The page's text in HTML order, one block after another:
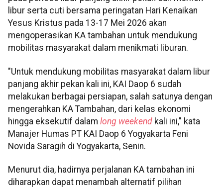
libur serta cuti bersama peringatan Hari Kenaikan
Yesus Kristus pada 13-17 Mei 2026 akan
mengoperasikan KA tambahan untuk mendukung
mobilitas masyarakat dalam menikmati liburan.
"Untuk mendukung mobilitas masyarakat dalam libur
panjang akhir pekan kali ini, KAI Daop 6 sudah
melakukan berbagai persiapan, salah satunya dengan
mengerahkan KA Tambahan, dari kelas ekonomi
hingga eksekutif dalam long weekend kali ini," kata
Manajer Humas PT KAI Daop 6 Yogyakarta Feni
Novida Saragih di Yogyakarta, Senin.
Menurut dia, hadirnya perjalanan KA tambahan ini
diharapkan dapat menambah alternatif pilihan